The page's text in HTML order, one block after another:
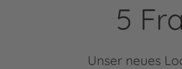
5
Unser neues